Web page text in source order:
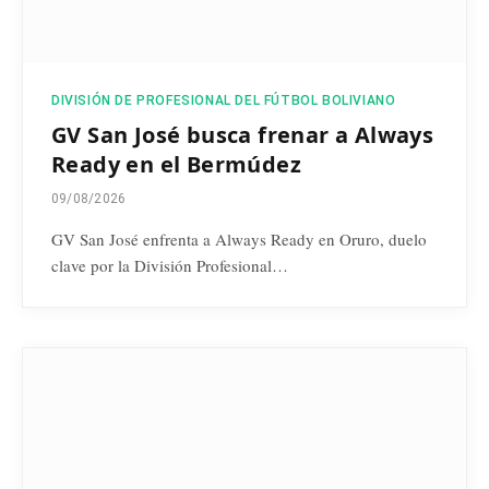
DIVISIÓN DE PROFESIONAL DEL FÚTBOL BOLIVIANO
GV San José busca frenar a Always
Ready en el Bermúdez
09/08/2026
GV San José enfrenta a Always Ready en Oruro, duelo
clave por la División Profesional…